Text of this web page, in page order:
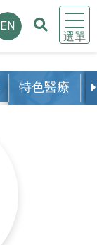
選單
EN
特色醫療